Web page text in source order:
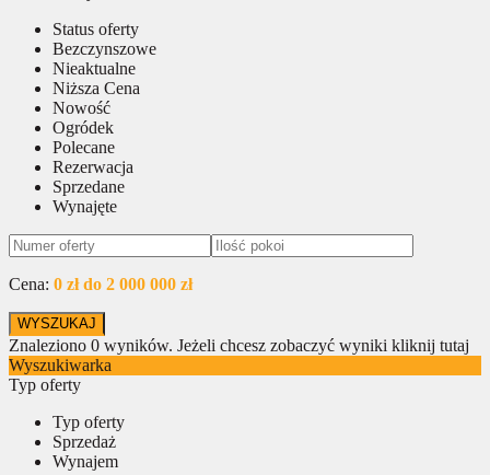
Status oferty
Bezczynszowe
Nieaktualne
Niższa Cena
Nowość
Ogródek
Polecane
Rezerwacja
Sprzedane
Wynajęte
Cena: 0 zł do 2 000 000 zł
Znaleziono 0 wyników. Jeżeli chcesz zobaczyć wyniki kliknij tutaj
Wyszukiwarka
Typ oferty
Typ oferty
Sprzedaż
Wynajem